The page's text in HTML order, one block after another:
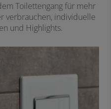
Toilettengang für mehr
verbrauchen, individuelle
und Highlights.